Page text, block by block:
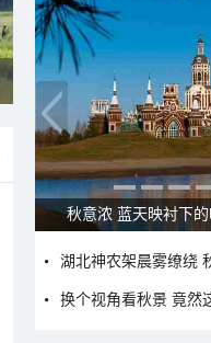
秋意浓 蓝天映衬下
湖北神农架晨雾缭绕
换个视角看秋景 竟然